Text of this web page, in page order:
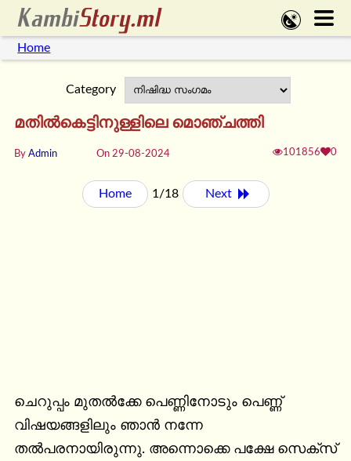
Home
Category
മതില്‍കെട്ടിനുള്ളിലെ മൊഞ്ചത്തി
By Admin On 29-08-2024 101856 0
Home 1/18 Next
ചെറുപ്പം മുതല്‍ക്കേ പെണ്ണിനോടും പെണ്ണ്
വിഷയങ്ങളിലും ഞാന്‍ നന്നേ
തല്‍പരനായിരുന്നു. അന്നൊക്കെ പക്ഷേ സെക്സ്